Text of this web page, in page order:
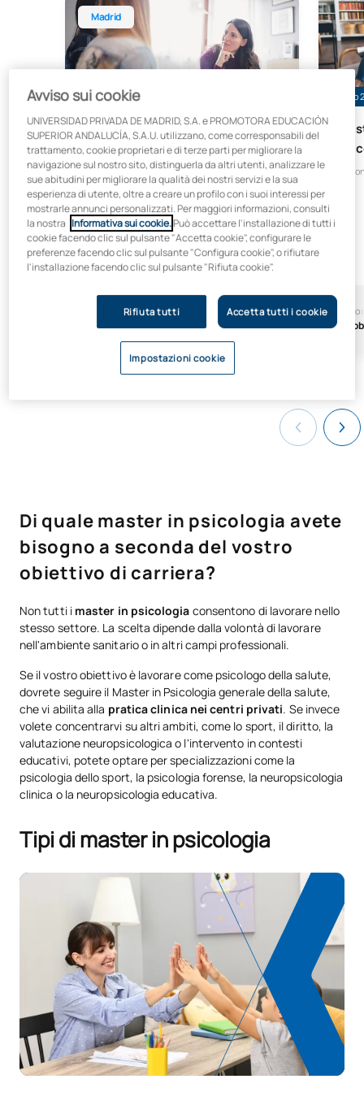
Madrid
Sconto del 30% sulla retta
Master universitario in
Psicologia generale della salute
Ottobre 18 mesi
Inizio:
Di quale master in psicologia avete
bisogno a seconda del vostro
obiettivo di carriera?
Non tutti i master in psicologia consentono di lavorare nello
stesso settore. La scelta dipende dalla volontà di lavorare
nell'ambiente sanitario o in altri campi professionali.
Se il vostro obiettivo è lavorare come psicologo della salute,
dovrete seguire il Master in Psicologia generale della salute,
che vi abilita alla pratica clinica nei centri privati. Se invece
volete concentrarvi su altri ambiti, come lo sport, il diritto, la
valutazione neuropsicologica o l'intervento in contesti
educativi, potete optare per specializzazioni come la
psicologia dello sport, la psicologia forense, la neuropsicologia
clinica o la neuropsicologia educativa.
Tipi di master in psicologia
Avviso sui cookie
UNIVERSIDAD PRIVADA DE MADRID, S.A. e PROMOTORA EDUCACIÓN
SUPERIOR ANDALUCÍA, S.A.U. utilizzano, come corresponsabili del
trattamento, cookie proprietari e di terze parti per migliorare la
navigazione sul nostro sito, distinguerla da altri utenti, analizzare le
sue abitudini per migliorare la qualità dei nostri servizi e la sua
esperienza di utente, oltre a creare un profilo con i suoi interessi per
mostrarle annunci personalizzati. Per maggiori informazioni, consulti
la nostra Informativa sui cookie.Può accettare l'installazione di tutti i
cookie facendo clic sul pulsante "Accetta cookie", configurare le
preferenze facendo clic sul pulsante "Configura cookie", o rifiutare
l'installazione facendo clic sul pulsante "Rifiuta cookie".
Rifiuta tutti Accetta tutti i cookie
Impostazioni cookie